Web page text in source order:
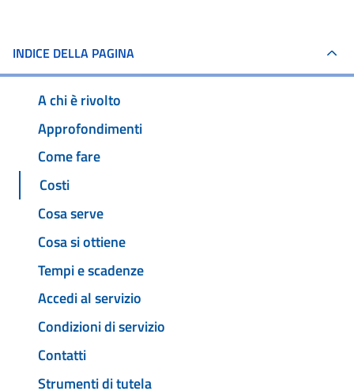
INDICE DELLA PAGINA
A chi è rivolto
Approfondimenti
Come fare
Costi
Cosa serve
Cosa si ottiene
Tempi e scadenze
Accedi al servizio
Condizioni di servizio
Contatti
Strumenti di tutela